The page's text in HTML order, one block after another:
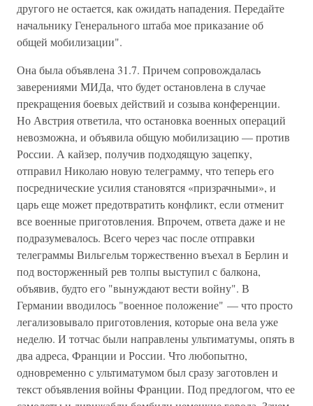
другого не остается, как ожидать нападения. Передайте
начальнику Генерального штаба мое приказание об
общей мобилизации".
Она была объявлена 31.7. Причем сопровождалась
заверениями МИДа, что будет остановлена в случае
прекращения боевых действий и созыва конференции.
Но Австрия ответила, что остановка военных операций
невозможна, и объявила общую мобилизацию — против
России. А кайзер, получив подходящую зацепку,
отправил Николаю новую телеграмму, что теперь его
посреднические усилия становятся «призрачными», и
царь еще может предотвратить конфликт, если отменит
все военные приготовления. Впрочем, ответа даже и не
подразумевалось. Всего через час после отправки
телеграммы Вильгельм торжественно въехал в Берлин и
под восторженный рев толпы выступил с балкона,
объявив, будто его "вынуждают вести войну". В
Германии вводилось "военное положение" — что просто
легализовывало приготовления, которые она вела уже
неделю. И тотчас были направлены ультиматумы, опять в
два адреса, Франции и России. Что любопытно,
одновременно с ультиматумом был сразу заготовлен и
текст объявления войны Франции. Под предлогом, что ее